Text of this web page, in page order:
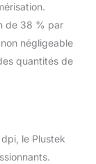
polvere
de 38 % par
négligeable
quantités de
le Plustek